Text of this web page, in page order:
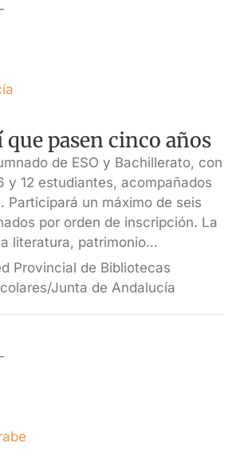
que pasen cinco años
de ESO y Bachillerato, con
y 12 estudiantes, acompañados
Participará un máximo de seis
por orden de inscripción. La
literatura, patrimonio…
Provincial de Bibliotecas
Junta de Andalucía